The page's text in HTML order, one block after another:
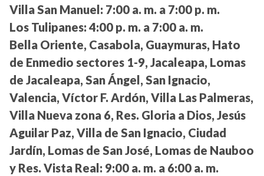
Villa San Manuel: 7:00 a. m. a 7:00 p. m.
Los Tulipanes: 4:00 p. m. a 7:00 a. m.
Bella Oriente, Casabola, Guaymuras, Hato
de Enmedio sectores 1-9, Jacaleapa, Lomas
de Jacaleapa, San Ángel, San Ignacio,
Valencia, Víctor F. Ardón, Villa Las Palmeras,
Villa Nueva zona 6, Res. Gloria a Dios, Jesús
Aguilar Paz, Villa de San Ignacio, Ciudad
Jardín, Lomas de San José, Lomas de Nauboo
y Res. Vista Real: 9:00 a. m. a 6:00 a. m.